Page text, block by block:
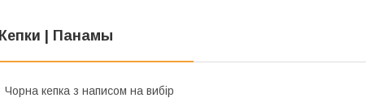
Кепки | Панамы
Чорна кепка з написом на вибір